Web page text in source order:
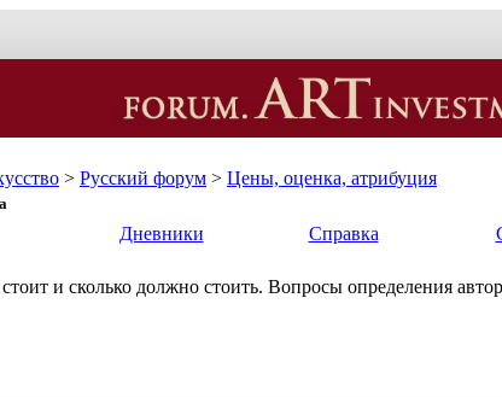
> Русский форум > Цены, оценка, атрибуция
Дневники Справка
стоит и сколько должно стоить. Вопросы определения